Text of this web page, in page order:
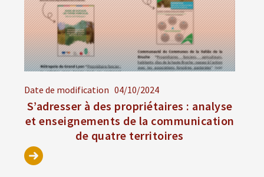
Date de modification 04/10/2024
S’adresser à des propriétaires : analyse
et enseignements de la communication
de quatre territoires